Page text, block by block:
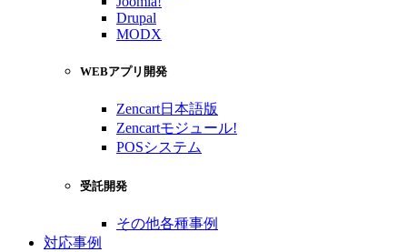
Drupal
MODX
WEBアプリ開発
Zencart日本語版
Zencartモジュール!
POSシステム
受託開発
その他各種事例
対応事例